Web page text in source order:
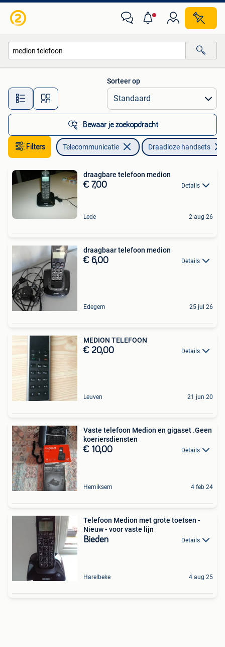
Alle afstanden…
Sorteer op
Bewaar je zoekopdracht
Filters Telecommunicatie Draadloze handsets
draagbare telefoon medion
€ 7,00 Details
Lede 2 aug 26
draagbaar telefoon medion
€ 6,00 Details
Edegem 25 jul 26
MEDION TELEFOON
€ 20,00 Details
Leuven 21 jun 20
Vaste telefoon Medion en gigaset .Geen
koeriersdiensten
€ 10,00 Details
Hemiksem 4 feb 24
Telefoon Medion met grote toetsen -
Nieuw - voor vaste lijn
Bieden Details
Harelbeke 4 aug 25